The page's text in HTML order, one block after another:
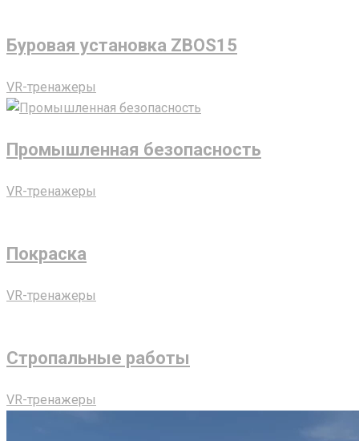
Буровая установка ZBOS15
VR-тренажеры
Промышленная безопасность
VR-тренажеры
Покраска
VR-тренажеры
Стропальные работы
VR-тренажеры